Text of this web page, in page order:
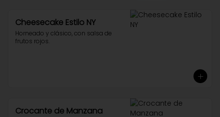
Cheesecake Estilo NY
Horneado y clásico, con salsa de
frutos rojos.
Crocante de Manzana